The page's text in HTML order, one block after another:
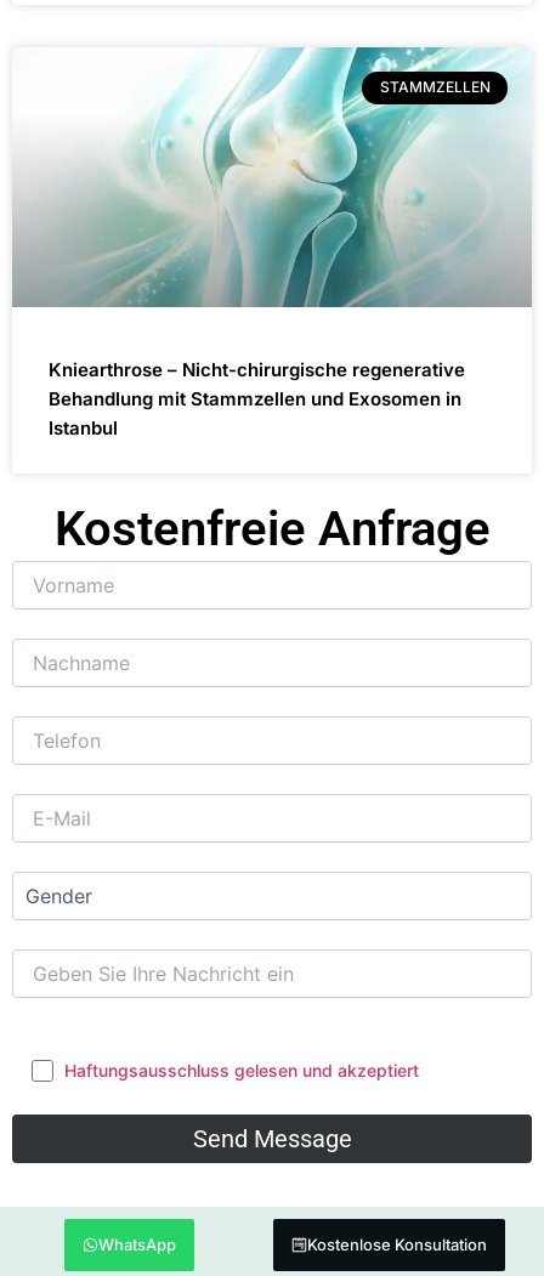
STAMMZELLEN
Kniearthrose – Nicht-chirurgische regenerative
Behandlung mit Stammzellen und Exosomen in
Istanbul
Kostenfreie Anfrage
Haftungsausschluss gelesen und akzeptiert
WhatsApp Kostenlose Konsultation